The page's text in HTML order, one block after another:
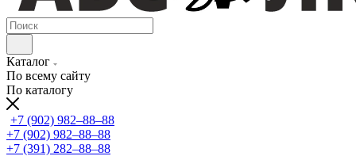
Каталог
По всему сайту
По каталогу
+7 (902) 982‒88‒88
+7 (902) 982‒88‒88
+7 (391) 282‒88‒88